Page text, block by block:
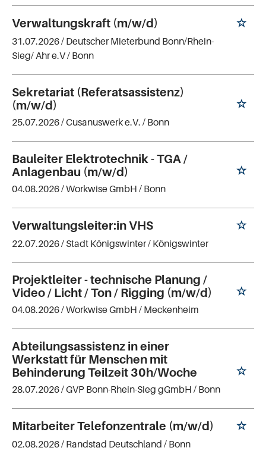
Verwaltungskraft (m/w/d)
31.07.2026 / Deutscher Mieterbund Bonn/Rhein-
Sieg/ Ahr e.V/ Bonn
Sekretariat (Referatsassistenz)
(m/w/d)
25.07.2026 /Cusanuswerk e.V. / Bonn
Bauleiter Elektrotechnik - TGA /
Anlagenbau (m/w/d)
04.08.2026 /Workwise GmbH / Bonn
Verwaltungsleiter:in VHS
22.07.2026 / Stadt Königswinter/ Königswinter
Projektleiter - technische Planung /
Video / Licht / Ton / Rigging (m/w/d)
04.08.2026 /Workwise GmbH / Meckenheim
Abteilungsassistenz in einer
Werkstatt für Menschen mit
Behinderung Teilzeit 30h/Woche
28.07.2026 /GVP Bonn-Rhein-Sieg gGmbH / Bonn
Mitarbeiter Telefonzentrale (m/w/d)
02.08.2026 / Randstad Deutschland / Bonn